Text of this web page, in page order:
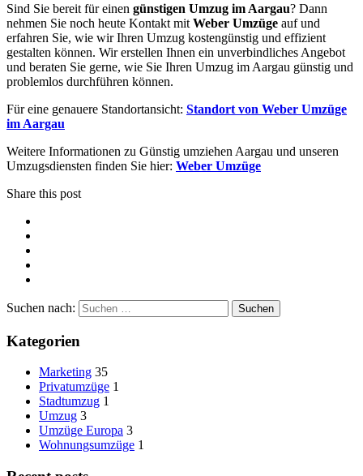
Sind Sie bereit für einen günstigen Umzug im Aargau? Dann
nehmen Sie noch heute Kontakt mit Weber Umzüge auf und
erfahren Sie, wie wir Ihren Umzug kostengünstig und effizient
gestalten können. Wir erstellen Ihnen ein unverbindliches Angebot
und beraten Sie gerne, wie Sie Ihren Umzug im Aargau günstig und
problemlos durchführen können.
Für eine genauere Standortansicht: Standort von Weber Umzüge
im Aargau
Weitere Informationen zu Günstig umziehen Aargau und unseren
Umzugsdiensten finden Sie hier: Weber Umzüge
Share this post
Suchen nach:
Kategorien
Marketing 35
Privatumzüge 1
Stadtumzug 1
Umzug 3
Umzüge Europa 3
Wohnungsumzüge 1